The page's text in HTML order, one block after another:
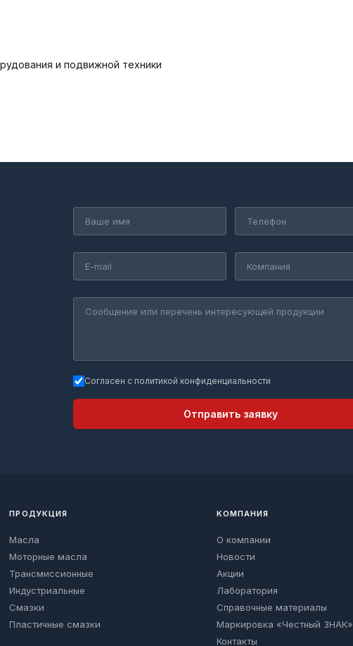
и подвижной техники
Согласен с политикой конфиденциальности
Отправить заявку
ПРОДУКЦИЯ
Масла
Моторные масла
Трансмиссионные
Индустриальные
Смазки
Пластичные смазки
КОМПАНИЯ
О компании
Новости
Акции
Лаборатория
Справочные материалы
Маркировка «Честный ЗНАК»
Контакты